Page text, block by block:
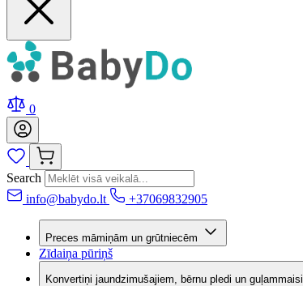
0
Search
info@babydo.lt
+37069832905
Preces māmiņām un grūtniecēm
Zīdaiņa pūriņš
Konvertiņi jaundzimušajiem, bērnu pledi un guļammaisi